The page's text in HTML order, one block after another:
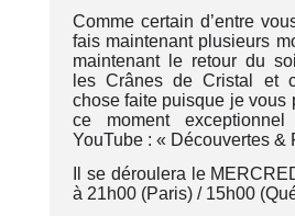
Comme certain d’entre
fais maintenant plusieurs
maintenant le retour du
les Crânes de Cristal et
chose faite puisque je vous
ce moment
YouTube : « Découvertes &
Il se déroulera le
à 21h00 (Paris) / 15h00